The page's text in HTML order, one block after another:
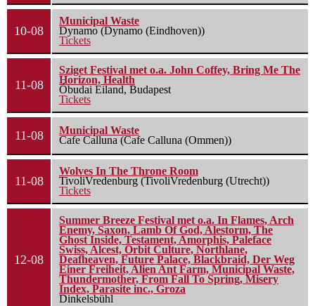
10-08
Municipal Waste
Dynamo (Dynamo (Eindhoven))
Tickets
11-08
Sziget Festival met o.a. John Coffey, Bring Me The
Horizon, Health
Óbudai Eiland, Budapest
Tickets
11-08
Municipal Waste
Cafe Calluna (Cafe Calluna (Ommen))
11-08
Wolves In The Throne Room
TivoliVredenburg (TivoliVredenburg (Utrecht))
Tickets
12-08
Summer Breeze Festival met o.a. In Flames, Arch
Enemy, Saxon, Lamb Of God, Alestorm, The
Ghost Inside, Testament, Amorphis, Paleface
Swiss, Alcest, Orbit Culture, Northlane,
Deafheaven, Future Palace, Blackbraid, Der Weg
Einer Freiheit, Alien Ant Farm, Municipal Waste,
Thundermother, From Fall To Spring, Misery
Index, Parasite inc., Groza
Dinkelsbühl